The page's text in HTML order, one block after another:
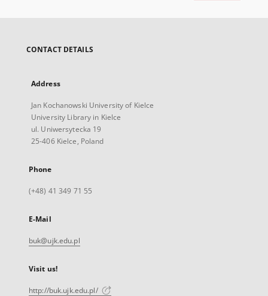
CONTACT DETAILS
Address
Jan Kochanowski University of Kielce
University Library in Kielce
ul. Uniwersytecka 19
25-406 Kielce, Poland
Phone
(+48) 41 349 71 55
E-Mail
buk@ujk.edu.pl
Visit us!
http://buk.ujk.edu.pl/